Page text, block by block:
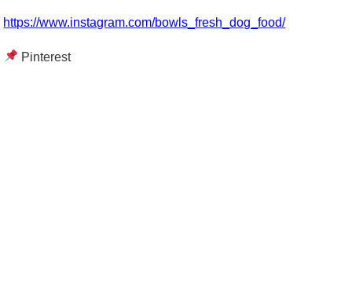
https://www.instagram.com/bowls_fresh_dog_food/
Pinterest